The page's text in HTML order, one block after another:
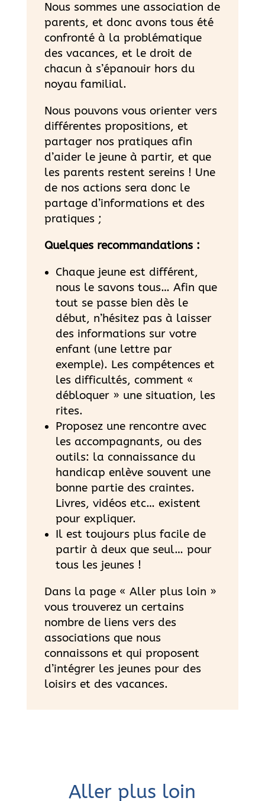
Nous sommes une association de
parents, et donc avons tous été
confronté à la problématique
des vacances, et le droit de
chacun à s’épanouir hors du
noyau familial.
Nous pouvons vous orienter vers
différentes propositions, et
partager nos pratiques afin
d’aider le jeune à partir, et que
les parents restent sereins ! Une
de nos actions sera donc le
partage d’informations et des
pratiques ;
Quelques recommandations :
Chaque jeune est différent,
nous le savons tous… Afin que
tout se passe bien dès le
début, n’hésitez pas à laisser
des informations sur votre
enfant (une lettre par
exemple). Les compétences et
les difficultés, comment «
débloquer » une situation, les
rites.
Proposez une rencontre avec
les accompagnants, ou des
outils: la connaissance du
handicap enlève souvent une
bonne partie des craintes.
Livres, vidéos etc… existent
pour expliquer.
Il est toujours plus facile de
partir à deux que seul… pour
tous les jeunes !
Dans la page « Aller plus loin »
vous trouverez un certains
nombre de liens vers des
associations que nous
connaissons et qui proposent
d’intégrer les jeunes pour des
loisirs et des vacances.
Aller plus loin